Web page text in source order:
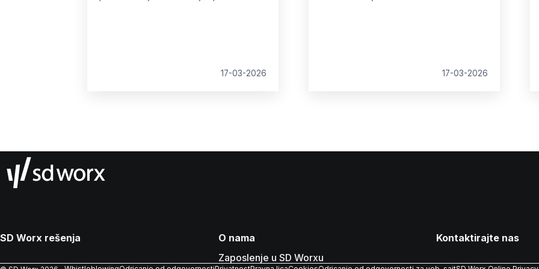
17-03-2026 17-03-2026
SD Worx rešenja
O nama
Zaposlenje u SD Worxu
Kontaktirajte nas